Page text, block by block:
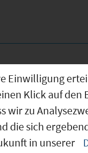
Einwilligung
Klick auf
wir zu
die sich
in unserer